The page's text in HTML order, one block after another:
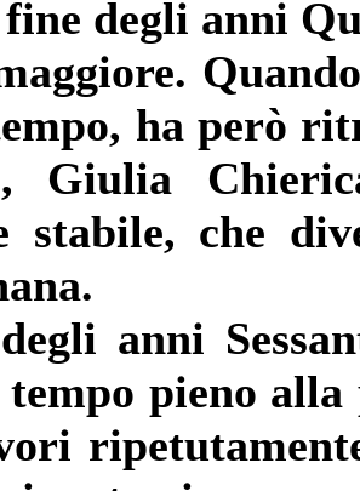
degli anni
ha però
Giulia
stabile, che
anni
tempo pieno